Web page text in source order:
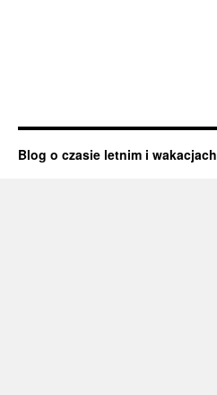
Blog o czasie letnim i wakacjach